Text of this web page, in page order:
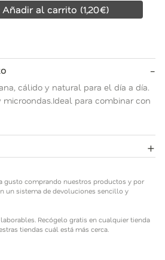
Añadir al carrito (1,20€)
-
cálido y natural para el día a día.
para combinar con
+
a tu disposición un sistema de
gratuito.
Consulta entre nuestras tiendas
gusto comprando nuestros productos y por
un sistema de devoluciones sencillo y
laborables. Recógelo gratis en cualquier tienda
tiendas cuál está más cerca.